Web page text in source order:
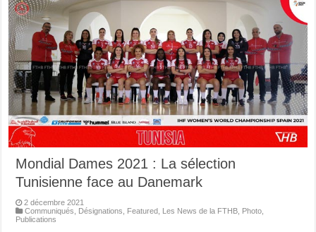
Mondial Dames 2021 : La sélection
Tunisienne face au Danemark
2 décembre 2021
Communiqués
Désignations Featured Les News de la FTHB Photo
Publications